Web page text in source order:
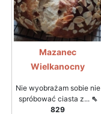
Mazanec
Wielkanocny
Nie wyobrażam sobie nie
spróbować ciasta z... ⇖
829